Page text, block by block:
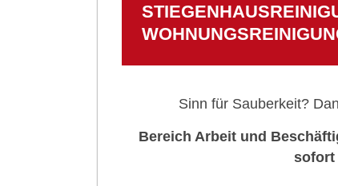
Sinn für Sauberkeit?
Bereich Arbeit und
sofort